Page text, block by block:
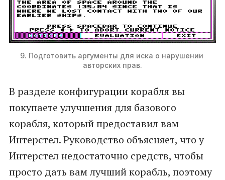
9. Подготовить аргументы для иска о нарушении
авторских прав.
В разделе конфигурации корабля вы
покупаете улучшения для базового
корабля, который предоставил вам
Интерстел. Руководство объясняет, что у
Интерстел недостаточно средств, чтобы
просто дать вам лучший корабль, поэтому